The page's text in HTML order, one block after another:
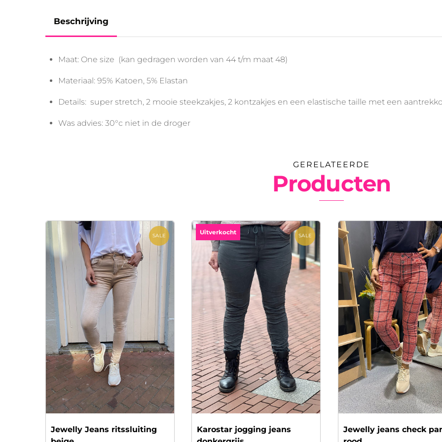
Beschrijving
Maat: One size (kan gedragen worden van 44 t/m maat 48)
Materiaal: 95% Katoen, 5% Elastan
Details: super stretch, 2 mooie steekzakjes, 2 kontzakjes en een elastische taille met een
Was advies: 30°c niet in de droger
GERELATEERDE
Producten
SALE
Jewelly Jeans ritssluiting
SALE
Uitverkocht
Karostar jogging jeans
Jewelly jeans check